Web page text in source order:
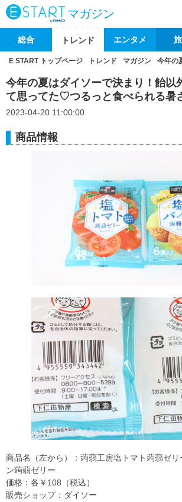
マガジン
総合 トレンド エンタメ
E START トップページ トレンド マガジン 今年の
今年の夏はダイソーで決まり！飴
て思ってた♡つるっと食べられる暑
2023-04-20 11:00:00
商品情報
商品名（左から）：蒟蒻工房塩トマト蒟蒻ゼリ
ン蒟蒻ゼリー
価格：各￥108（税込）
販売ショップ：ダイソー